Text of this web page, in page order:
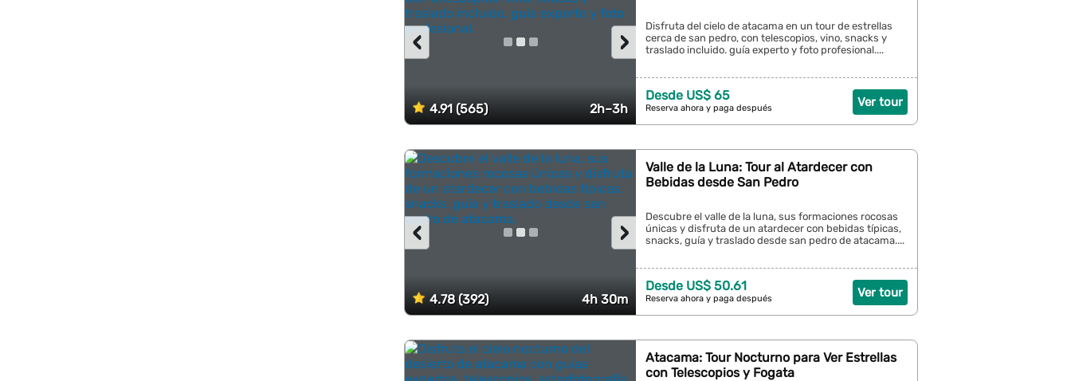
4.91 (565) 2h–3h
›
‹
Disfruta del cielo de atacama en un tour de estrellas
cerca de san pedro, con telescopios, vino, snacks y
traslado incluido. guía experto y foto profesional....
Ver tour
Desde US$ 65
Reserva ahora y paga después
4.78 (392) 4h 30m
›
‹
Valle de la Luna: Tour al Atardecer con
Bebidas desde San Pedro
Descubre el valle de la luna, sus formaciones rocosas
únicas y disfruta de un atardecer con bebidas típicas,
snacks, guía y traslado desde san pedro de atacama....
Ver tour
Desde US$ 50.61
Reserva ahora y paga después
Atacama: Tour Nocturno para Ver Estrellas
con Telescopios y Fogata